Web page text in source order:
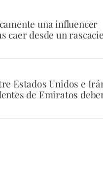
una influencer
caer desde un
Estados Unidos e
de Emiratos